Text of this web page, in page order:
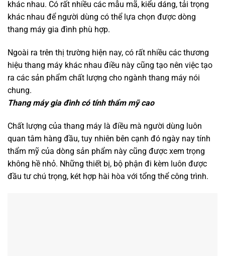
khác nhau. Có rất nhiều các mẫu mã, kiểu dáng, tải trọng
khác nhau để người dùng có thể lựa chọn được dòng
thang máy gia đình phù hợp.
Ngoài ra trên thị trường hiện nay, có rất nhiều các thương
hiệu thang máy khác nhau điều này cũng tạo nên việc tạo
ra các sản phẩm chất lượng cho ngành thang máy nói
chung.
Thang máy gia đình có tính thẩm mỹ cao
Chất lượng của thang máy là điều mà người dùng luôn
quan tâm hàng đầu, tuy nhiên bên cạnh đó ngày nay tính
thẩm mỹ của dòng sản phẩm này cũng được xem trọng
không hề nhỏ. Những thiết bị, bộ phận đi kèm luôn được
đầu tư chú trọng, két hợp hài hòa với tổng thể công trình.